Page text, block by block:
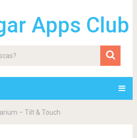
Apps Club
– Tilt & Touch